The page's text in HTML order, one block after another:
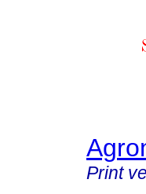
Print